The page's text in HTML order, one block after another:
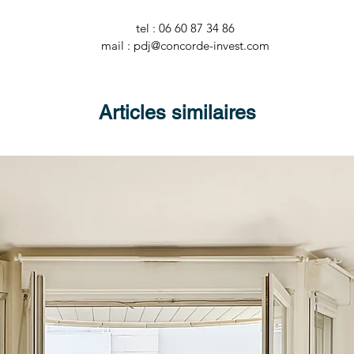
tel : 06 60 87 34 86
mail : pdj@concorde-invest.com
Articles similaires